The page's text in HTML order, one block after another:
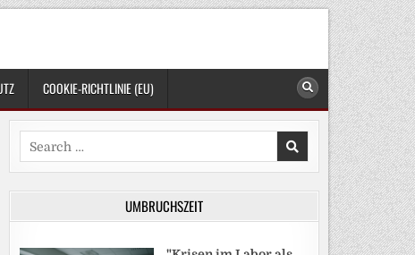
COOKIE-RICHTLINIE (EU)
Search
for:
UMBRUCHSZEIT